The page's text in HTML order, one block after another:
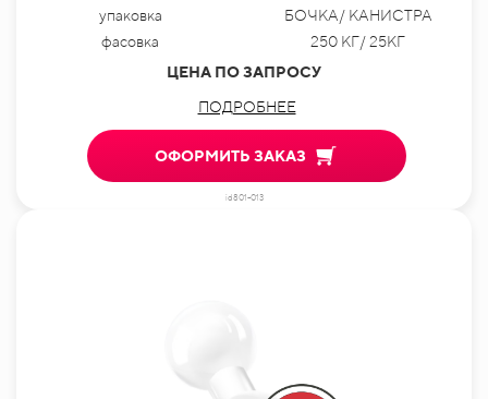
упаковка
БОЧКА/ КАНИСТРА
фасовка
250 КГ/ 25КГ
ЦЕНА ПО ЗАПРОСУ
ПОДРОБНЕЕ
ОФОРМИТЬ ЗАКАЗ
id801-013